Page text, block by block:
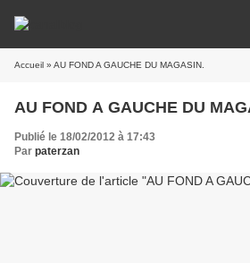
Accueil » AU FOND A GAUCHE DU MAGASIN.
AU FOND A GAUCHE DU
Publié le 18/02/2012 à 17:43
Par paterzan